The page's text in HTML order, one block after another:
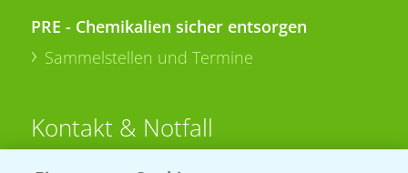
PRE - Chemikalien sicher entsorgen
Sammelstellen und Termine
Kontakt & Notfall